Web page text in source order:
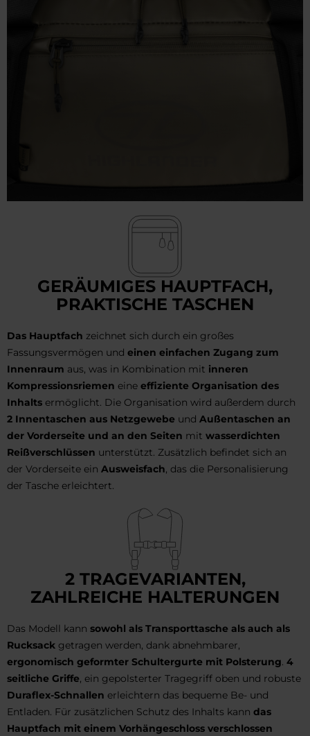
GERÄUMIGES HAUPTFACH,
PRAKTISCHE TASCHEN
Das Hauptfach zeichnet sich durch ein großes
Fassungsvermögen und einen einfachen Zugang zum
Innenraum aus, was in Kombination mit inneren
Kompressionsriemen eine effiziente Organisation des
Inhalts ermöglicht. Die Organisation wird außerdem durch
2 Innentaschen aus Netzgewebe und Außentaschen an
der Vorderseite und an den Seiten mit wasserdichten
Reißverschlüssen unterstützt. Zusätzlich befindet sich an
der Vorderseite ein Ausweisfach, das die Personalisierung
der Tasche erleichtert.
2 TRAGEVARIANTEN,
ZAHLREICHE HALTERUNGEN
Das Modell kann sowohl als Transporttasche als auch als
Rucksack getragen werden, dank abnehmbarer,
ergonomisch geformter Schultergurte mit Polsterung. 4
seitliche Griffe, ein gepolsterter Tragegriff oben und robuste
Duraflex-Schnallen erleichtern das bequeme Be- und
Entladen. Für zusätzlichen Schutz des Inhalts kann das
Hauptfach mit einem Vorhängeschloss verschlossen